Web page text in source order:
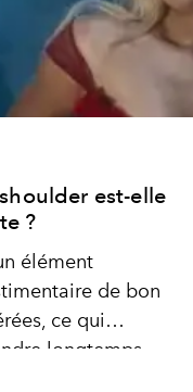
est-elle
?
élément
de bon
ce qui
longtemps
tendance